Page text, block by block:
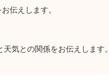
伝えします。
気との関係をお伝えします。